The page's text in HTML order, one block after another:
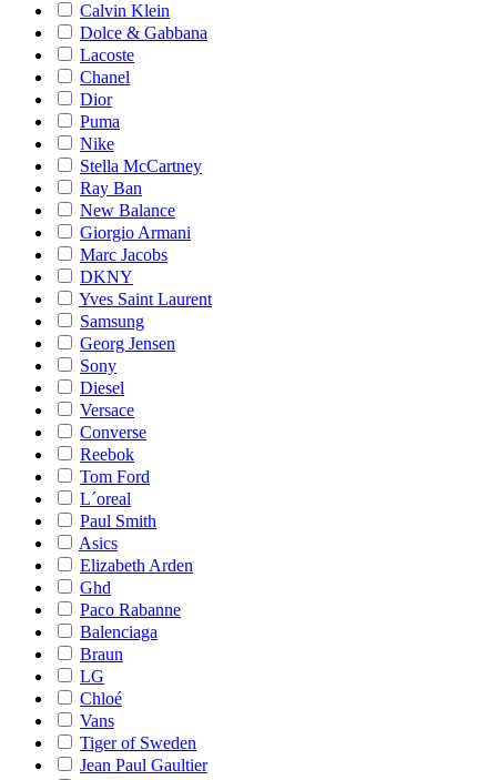
Calvin Klein
Dolce & Gabbana
Lacoste
Chanel
Dior
Puma
Nike
Stella McCartney
Ray Ban
New Balance
Giorgio Armani
Marc Jacobs
DKNY
Yves Saint Laurent
Samsung
Georg Jensen
Sony
Diesel
Versace
Converse
Reebok
Tom Ford
L´oreal
Paul Smith
Asics
Elizabeth Arden
Ghd
Paco Rabanne
Balenciaga
Braun
LG
Chloé
Vans
Tiger of Sweden
Jean Paul Gaultier